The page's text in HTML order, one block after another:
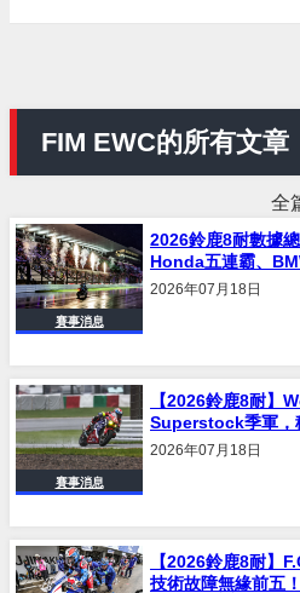
FIM EWC的所有文章
全
賽事消息
2026鈴鹿8耐數據
Honda五連霸、
世界錦標賽
2026年07月18日
賽事消息
【2026鈴鹿8耐】
Superstock季軍，
總冠軍
2026年07月18日
【2026鈴鹿8耐】
技術故障無緣前五！